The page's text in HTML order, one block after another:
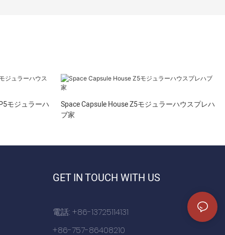
モジュラーハ
Space Capsule House Z5モジュラーハウスプレハ
ブ家
GET IN TOUCH WITH US
電話: +86-13725114131
+86-757-86408210